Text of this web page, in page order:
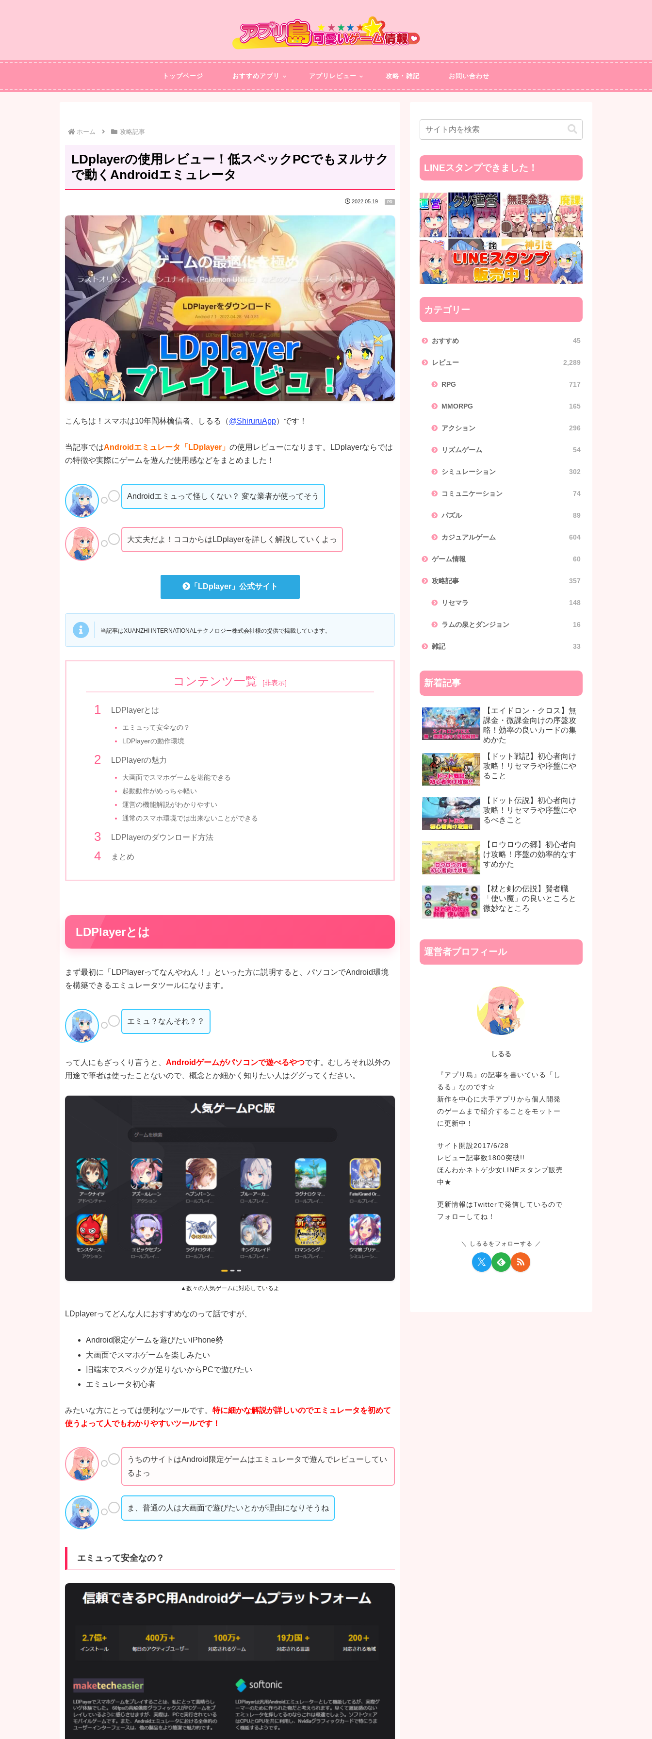
トップページ おすすめアプリ アプリレビュー 攻略・雑記 お問い合わせ
ホーム 攻略記事
LDplayerの使用レビュー！低スペックPCでもヌルサク
で動くAndroidエミュレータ
2022.05.19
こんちは！スマホは10年間林檎信者、しるる（@ShiruruApp）です！
当記事ではAndroidエミュレータ「LDplayer」 の使用レビューになります。LDplayerならでは
の特徴や実際にゲームを遊んだ使用感などをまとめました！
Androidエミュって怪しくない？ 変な業者が使ってそう
大丈夫だよ！ココからはLDplayerを詳しく解説していくよっ
「LDplayer」公式サイト
当記事はXUANZHI INTERNATIONALテクノロジー株式会社様の提供で掲載しています。
コンテンツ一覧 [非表示]
LDPlayerとは
エミュって安全なの？
LDPlayerの動作環境
LDPlayerの魅力
大画面でスマホゲームを堪能できる
起動動作がめっちゃ軽い
運営の機能解説がわかりやすい
通常のスマホ環境では出来ないことができる
LDPlayerのダウンロード方法
まとめ
LDPlayerとは
まず最初に「LDPlayerってなんやねん！」といった方に説明すると、パソコンでAndroid環境
を構築できるエミュレータツールになります。
エミュ？なんそれ？？
って人にもざっくり言うと、 Androidゲームがパソコンで遊べるやつです。むしろそれ以外の
用途で筆者は使ったことないので、概念とか細かく知りたい人はググってください。
▲数々の人気ゲームに対応しているよ
LDplayerってどんな人におすすめなのって話ですが、
Android限定ゲームを遊びたいiPhone勢
大画面でスマホゲームを楽しみたい
旧端末でスペックが足りないからPCで遊びたい
エミュレータ初心者
みたいな方にとっては便利なツールです。 特に細かな解説が詳しいのでエミュレータを初めて
使うよって人でもわかりやすいツールです！
うちのサイトはAndroid限定ゲームはエミュレータで遊んでレビューしてい
るよっ
ま、普通の人は大画面で遊びたいとかが理由になりそうね
エミュって安全なの？
LINEスタンプできました！
カテゴリー
おすすめ 45
レビュー 2,289
RPG 717
MMORPG 165
アクション 296
リズムゲーム 54
シミュレーション 302
コミュニケーション 74
パズル 89
カジュアルゲーム 604
ゲーム情報 60
攻略記事 357
リセマラ 148
ラムの泉とダンジョン 16
雑記 33
新着記事
【エイドロン・クロス】無
課金・微課金向けの序盤攻
略！効率の良いカードの集
めかた
【ドット戦記】初心者向け
攻略！リセマラや序盤にや
ること
【ドット伝説】初心者向け
攻略！リセマラや序盤にや
るべきこと
【ロウロウの郷】初心者向
け攻略！序盤の効率的なす
すめかた
【杖と剣の伝説】賢者職
「使い魔」の良いところと
微妙なところ
運営者プロフィール
しるる
『アプリ島』の記事を書いている「し
るる」なのです☆
新作を中心に大手アプリから個人開発
のゲームまで紹介することをモットー
に更新中！
サイト開設2017/6/28
レビュー記事数1800突破!!
ほんわかネトゲ少女LINEスタンプ販売
中★
更新情報はTwitterで発信しているので
フォローしてね！
しるるをフォローする